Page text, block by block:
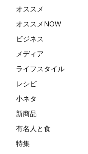
オススメ
オススメNOW
ビジネス
メディア
ライフスタイル
レシピ
小ネタ
新商品
有名人と食
特集